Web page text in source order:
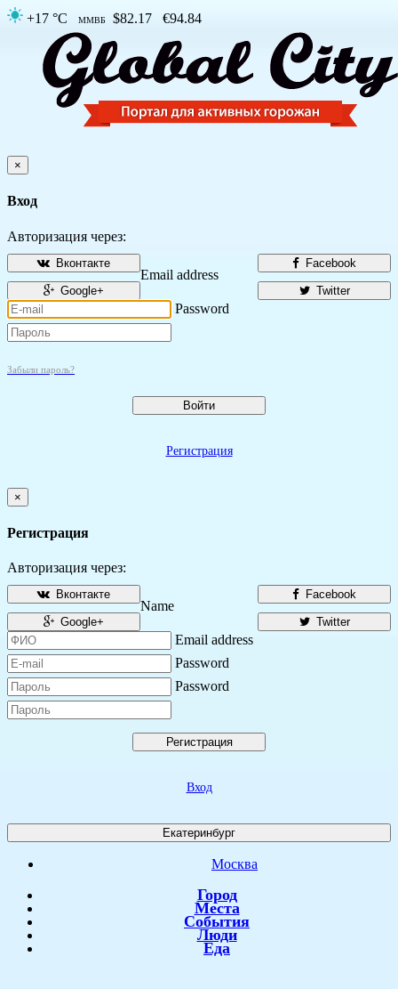
+17 °C ММВБ $82.17 €94.84
×
Вход
Авторизация через:
Facebook
Вконтакте
Twitter
Google+
Email address
Password
Забыли пароль?
Войти
Регистрация
×
Регистрация
Авторизация через:
Facebook
Вконтакте
Twitter
Google+
Name
Email address
Password
Password
Регистрация
Вход
Екатеринбург
Москва
Город
Места
События
Люди
Еда